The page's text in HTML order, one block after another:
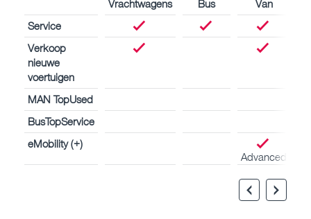
Vrachtwagens Bus
Van
Service
Verkoop
nieuwe
voertuigen
MAN TopUsed
BusTopService
eMobility (+)
Advanced